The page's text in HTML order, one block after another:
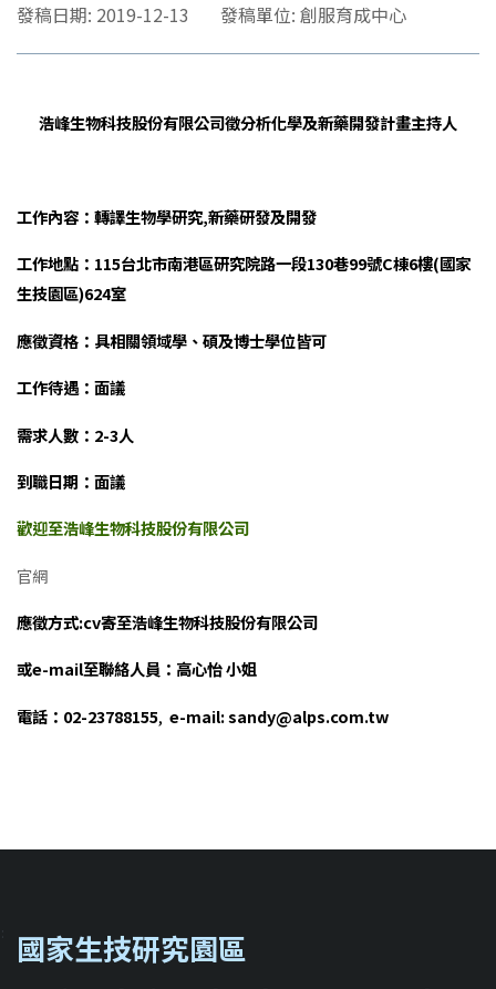
發稿日期: 2019-12-13 發稿單位: 創服育成中心
浩峰生物科技股份有限公司徵分析化學及新藥開發計畫主持人
工作內容：轉譯生物學研究,新藥研發及開發
工作地點：115台北市南港區研究院路一段130巷99號C棟6樓(國家
生技園區)624室
應徵資格：具相關領域學、碩及博士學位皆可
工作待遇：面議
需求人數：2-3人
到職日期：面議
歡迎至浩峰生物科技股份有限公司
官網
應徵方式:cv寄至浩峰生物科技股份有限公司
或e-mail至聯絡人員：高心怡 小姐
電話 ： 02-23788155, e-mail:sandy@alps.com.tw
國家生技研究園區